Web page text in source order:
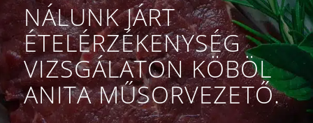
NÁLUNK JÁRT
ÉTELÉRZÉKENYSÉG
VIZSGÁLATON KÖBÖL
ANITA MŰSORVEZETŐ.